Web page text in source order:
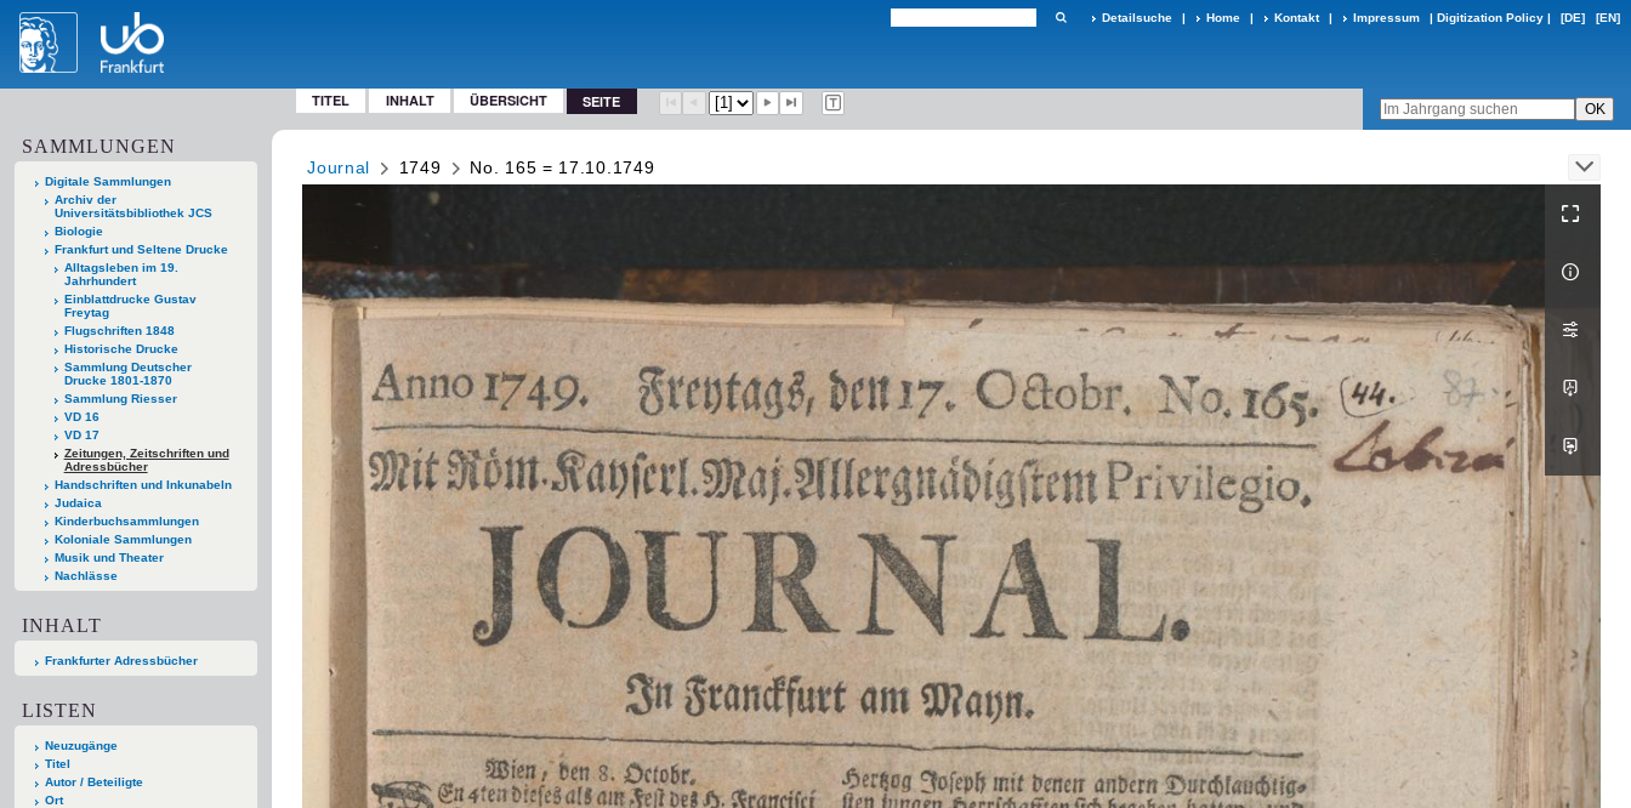
Detailsuche | Home | Kontakt | Impressum | Digitization Policy | [DE] [EN]
TITEL INHALT ÜBERSICHT SEITE
SAMMLUNGEN
Digitale Sammlungen
Archiv der
Universitätsbibliothek JCS
Biologie
Frankfurt und Seltene Drucke
Alltagsleben im 19.
Jahrhundert
Einblattdrucke Gustav
Freytag
Flugschriften 1848
Historische Drucke
Sammlung Deutscher
Drucke 1801-1870
Sammlung Riesser
VD 16
VD 17
Zeitungen, Zeitschriften und
Adressbücher
Handschriften und Inkunabeln
Judaica
Kinderbuchsammlungen
Koloniale Sammlungen
Musik und Theater
Nachlässe
INHALT
Frankfurter Adressbücher
LISTEN
Neuzugänge
Titel
Autor / Beteiligte
Ort
Journal 1749 No. 165 = 17.10.1749